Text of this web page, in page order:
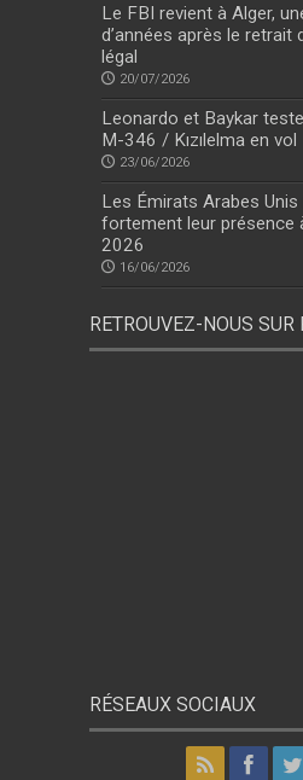
Le FBI revient à Alger,
d’années après le retrait
légal
20/07/2026
Leonardo et Baykar
M-346 / Kızılelma en vol
23/06/2026
Les Émirats Arabes
fortement leur présence
2026
16/06/2026
RETROUVEZ-NOUS SUR
RÉSEAUX SOCIAUX